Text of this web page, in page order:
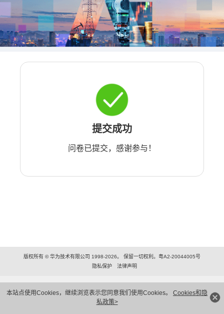
本站点使用Cookies，继续浏览表示您同意我们使用Cookies。 Cookies和隐
私政策>
提交成功
问卷已提交，感谢参与！
版权所有 © 华为技术有限公司 1998-2026。 保留一切权利。粤A2-20044005号
隐私保护
法律声明